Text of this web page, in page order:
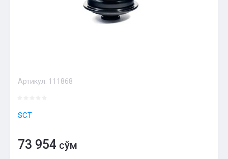
Артикул: 111868
SCT
73 954 сўм